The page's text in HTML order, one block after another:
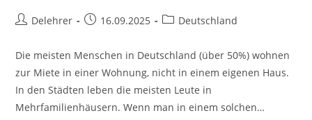
Beitrags-
Delehrer
Beitrag16.09.2025
Beitrags-
Deutschland
Die meisten Menschen in Deutschland (über 50%) wohnen
zur Miete in einer Wohnung, nicht in einem eigenen Haus.
In den Städten leben die meisten Leute in
Mehrfamilienhäusern. Wenn man in einem solchen…